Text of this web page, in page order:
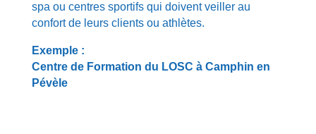
spa ou centres sportifs qui doivent veiller au
confort de leurs clients ou athlètes.
Exemple :
Centre de Formation du LOSC à Camphin en
Pévèle